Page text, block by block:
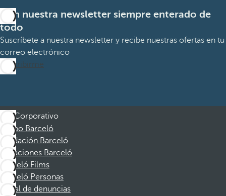
Con nuestra newsletter siempre enterado de
todo
Suscríbete a nuestra newsletter y recibe nuestras ofertas en tu
correo electrónico
Suscribirme
Corporativo
Grupo Barceló
Fundación Barceló
Vacaciones Barceló
Barceló Films
Barceló Personas
Canal de denuncias